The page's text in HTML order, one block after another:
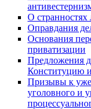
О
Оправдания
Основания
приватизации
Предложения
Конституцию
Призывы к
уголовного и